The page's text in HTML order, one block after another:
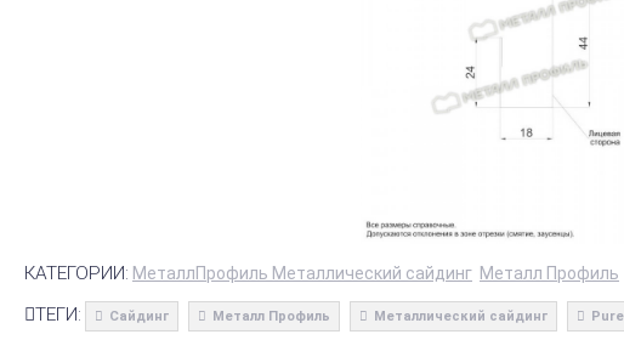
КАТЕГОРИИ: МеталлПрофиль Металлический сайдинг Металл Профиль
ТЕГИ: Сайдинг Металл Профиль Металлический сайдинг